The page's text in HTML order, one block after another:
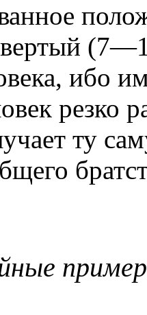
ибо
резко
ту